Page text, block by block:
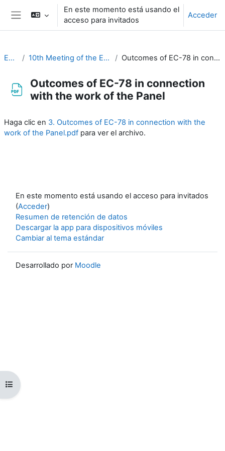
Salta al contenido principal
Panel lateral
En este momento está usando el
acceso para invitados
Acceder
Abrir índice del curso
EC-CDP 10th Meeting of the EC-CDP (3 & 4 February 2025) Outcomes of EC-78 in connection with the work of the Panel
Outcomes of EC-78 in connection
with the work of the Panel
Haga clic en 3. Outcomes of EC-78 in connection with the
work of the Panel.pdf para ver el archivo.
En este momento está usando el acceso para invitados
(Acceder)
Resumen de retención de datos
Descargar la app para dispositivos móviles
Cambiar al tema estándar
Desarrollado por Moodle